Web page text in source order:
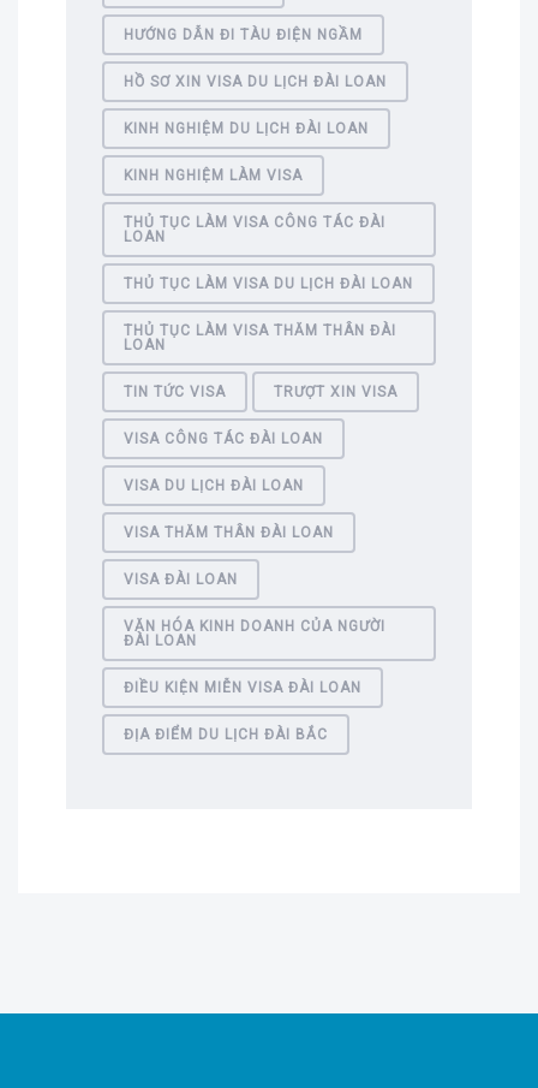
HƯỚNG DẪN ĐI TÀU ĐIỆN NGẦM
HỒ SƠ XIN VISA DU LỊCH ĐÀI LOAN
KINH NGHIỆM DU LỊCH ĐÀI LOAN
KINH NGHIỆM LÀM VISA
THỦ TỤC LÀM VISA CÔNG TÁC ĐÀI
LOAN
THỦ TỤC LÀM VISA DU LỊCH ĐÀI LOAN
THỦ TỤC LÀM VISA THĂM THÂN ĐÀI
LOAN
TIN TỨC VISA TRƯỢT XIN VISA
VISA CÔNG TÁC ĐÀI LOAN
VISA DU LỊCH ĐÀI LOAN
VISA THĂM THÂN ĐÀI LOAN
VISA ĐÀI LOAN
VĂN HÓA KINH DOANH CỦA NGƯỜI
ĐÀI LOAN
ĐIỀU KIỆN MIỄN VISA ĐÀI LOAN
ĐỊA ĐIỂM DU LỊCH ĐÀI BẮC